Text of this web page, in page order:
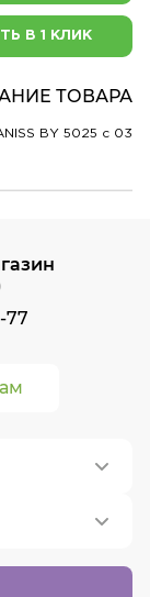
В 1 КЛИК
ТОВАРА
BY 5025 c 03
77